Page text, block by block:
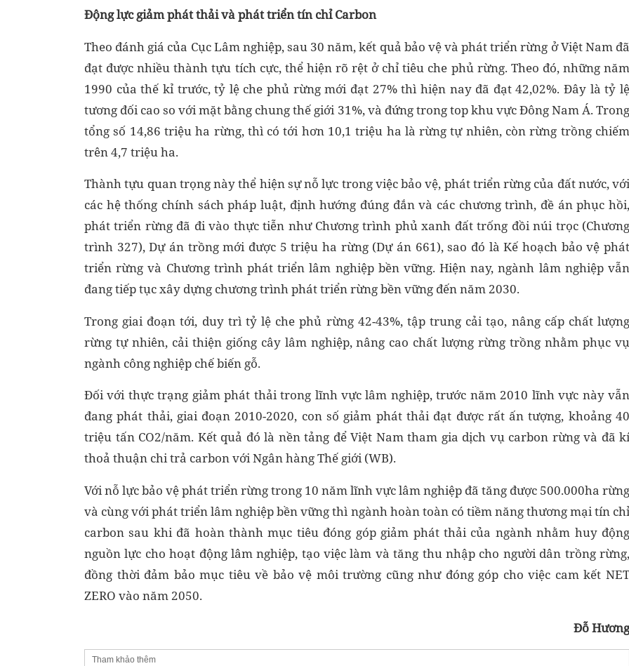
Động lực giảm phát thải và phát triển tín chỉ Carbon
Theo đánh giá của Cục Lâm nghiệp, sau 30 năm, kết quả bảo vệ và phát triển rừng ở Việt Nam đã
đạt được nhiều thành tựu tích cực, thể hiện rõ rệt ở chỉ tiêu che phủ rừng. Theo đó, những năm
1990 của thế kỉ trước, tỷ lệ che phủ rừng mới đạt 27% thì hiện nay đã đạt 42,02%. Đây là tỷ lệ
tương đối cao so với mặt bằng chung thế giới 31%, và đứng trong top khu vực Đông Nam Á. Trong
tổng số 14,86 triệu ha rừng, thì có tới hơn 10,1 triệu ha là rừng tự nhiên, còn rừng trồng chiếm
trên 4,7 triệu ha.
Thành tựu quan trọng này thể hiện sự nỗ lực trong việc bảo vệ, phát triển rừng của đất nước, với
các hệ thống chính sách pháp luật, định hướng đúng đắn và các chương trình, đề án phục hồi,
phát triển rừng đã đi vào thực tiễn như Chương trình phủ xanh đất trống đồi núi trọc (Chương
trình 327), Dự án trồng mới được 5 triệu ha rừng (Dự án 661), sao đó là Kế hoạch bảo vệ phát
triển rừng và Chương trình phát triển lâm nghiệp bền vững. Hiện nay, ngành lâm nghiệp vẫn
đang tiếp tục xây dựng chương trình phát triển rừng bền vững đến năm 2030.
Trong giai đoạn tới, duy trì tỷ lệ che phủ rừng 42-43%, tập trung cải tạo, nâng cấp chất lượng
rừng tự nhiên, cải thiện giống cây lâm nghiệp, nâng cao chất lượng rừng trồng nhằm phục vụ
ngành công nghiệp chế biến gỗ.
Đối với thực trạng giảm phát thải trong lĩnh vực lâm nghiệp, trước năm 2010 lĩnh vực này vẫn
đang phát thải, giai đoạn 2010-2020, con số giảm phát thải đạt được rất ấn tượng, khoảng 40
triệu tấn CO2/năm. Kết quả đó là nền tảng để Việt Nam tham gia dịch vụ carbon rừng và đã kí
thoả thuận chi trả carbon với Ngân hàng Thế giới (WB).
Với nỗ lực bảo vệ phát triển rừng trong 10 năm lĩnh vực lâm nghiệp đã tăng được 500.000ha rừng
và cùng với phát triển lâm nghiệp bền vững thì ngành hoàn toàn có tiềm năng thương mại tín chỉ
carbon sau khi đã hoàn thành mục tiêu đóng góp giảm phát thải của ngành nhằm huy động
nguồn lực cho hoạt động lâm nghiệp, tạo việc làm và tăng thu nhập cho người dân trồng rừng,
đồng thời đảm bảo mục tiêu về bảo vệ môi trường cũng như đóng góp cho việc cam kết NET
ZERO vào năm 2050.
Đỗ Hương
Tham khảo thêm